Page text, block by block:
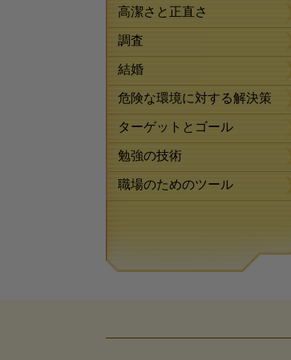
高潔さと正直さ
調査
結婚
危険な環境に対する解決策
ターゲットとゴール
勉強の技術
職場のためのツール